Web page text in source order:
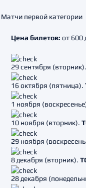
Матчи первой категории
Цена билетов: от 600
29 сентября (вторник).
16 октября (пятница).
1 ноября
10 ноября (вторник).
29 ноября
8 декабря (вторник).
28 декабря